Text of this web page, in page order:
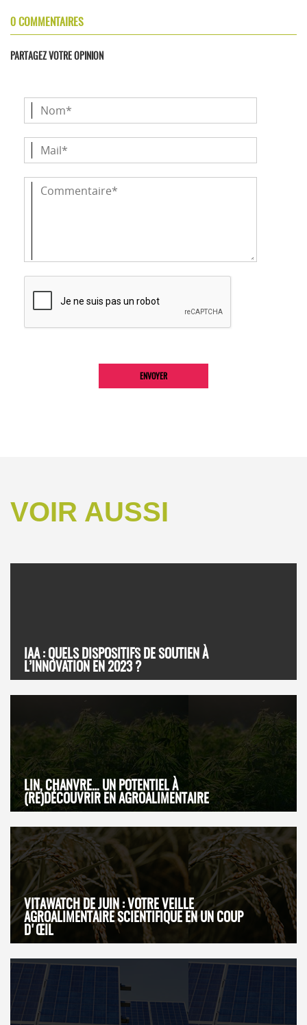
0 COMMENTAIRES
PARTAGEZ VOTRE OPINION
VOIR AUSSI
IAA : QUELS DISPOSITIFS DE SOUTIEN À
L’INNOVATION EN 2023 ?
LIN, CHANVRE… UN POTENTIEL À
(RE)DÉCOUVRIR EN AGROALIMENTAIRE
VITAWATCH DE JUIN : VOTRE VEILLE
AGROALIMENTAIRE SCIENTIFIQUE EN UN COUP
D'ŒIL